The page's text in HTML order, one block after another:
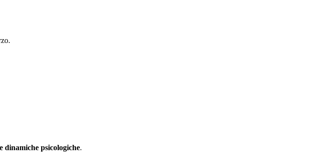
dinamiche psicologiche.